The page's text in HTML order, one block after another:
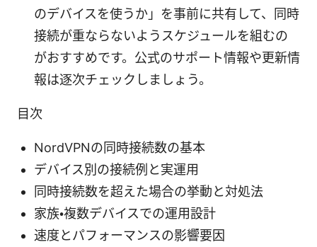
のデバイスを使うか」を事前に共有して、同時
接続が重ならないようスケジュールを組むの
がおすすめです。公式のサポート情報や更新情
報は逐次チェックしましょう。
目次
NordVPNの同時接続数の基本
デバイス別の接続例と実運用
同時接続数を超えた場合の挙動と対処法
家族・複数デバイスでの運用設計
速度とパフォーマンスの影響要因